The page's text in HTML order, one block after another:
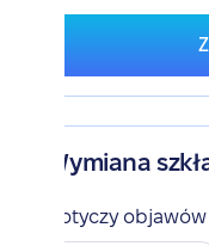
Wymiana
Dotyczy objawów